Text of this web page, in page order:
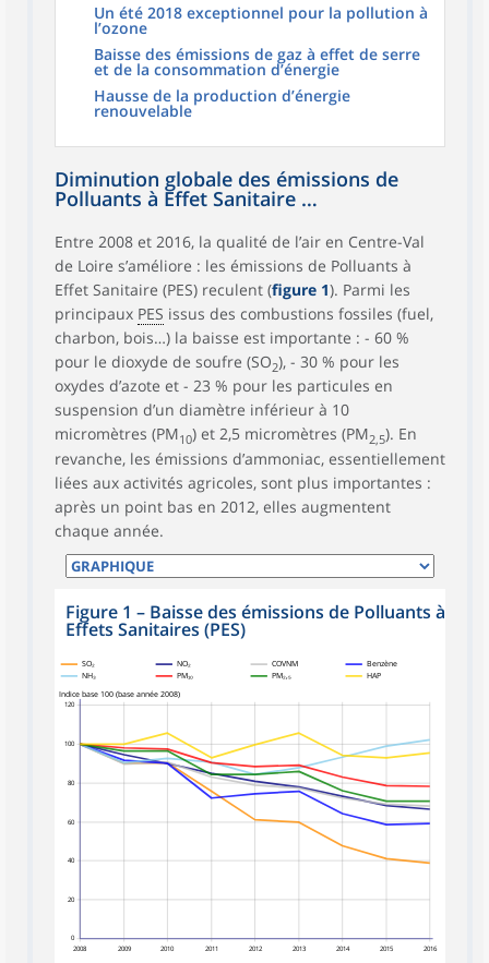
Un été 2018 exceptionnel pour la pollution à
l’ozone
Baisse des émissions de gaz à effet de serre
et de la consommation d’énergie
Hausse de la production d’énergie
renouvelable
Diminution globale des émissions de
Polluants à Effet Sanitaire …
Entre 2008 et 2016, la qualité de l’air en Centre-Val
de Loire s’améliore : les émissions de Polluants à
Effet Sanitaire (PES) reculent (figure 1). Parmi les
principaux PES issus des combustions fossiles (fuel,
charbon, bois…) la baisse est importante : - 60 %
pour le dioxyde de soufre (SO2), - 30 % pour les
oxydes d’azote et - 23 % pour les particules en
suspension d’un diamètre inférieur à 10
micromètres (PM10) et 2,5 micromètres (PM2,5). En
revanche, les émissions d’ammoniac, essentiellement
liées aux activités agricoles, sont plus importantes :
après un point bas en 2012, elles augmentent
chaque année.
Figure 1 – Baisse des émissions de Polluants à
Effets Sanitaires (PES)
0
20
40
60
80
100
120
Indice base 100 (base année 2008)
2008 2009 2010 2011 2012 2013 2014 2015 2016
SO₂ NO₂ COVNM Benzène
NH₃ PM₁₀ PM₂,₅ HAP